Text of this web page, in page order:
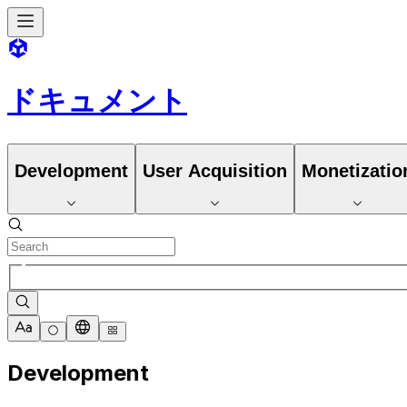
ドキュメント
Development User Acquisition
Development